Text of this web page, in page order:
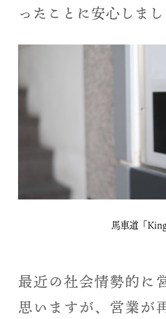
ったことに安心しま
馬車道「
最近の社会情勢的に
思いますが、営業が